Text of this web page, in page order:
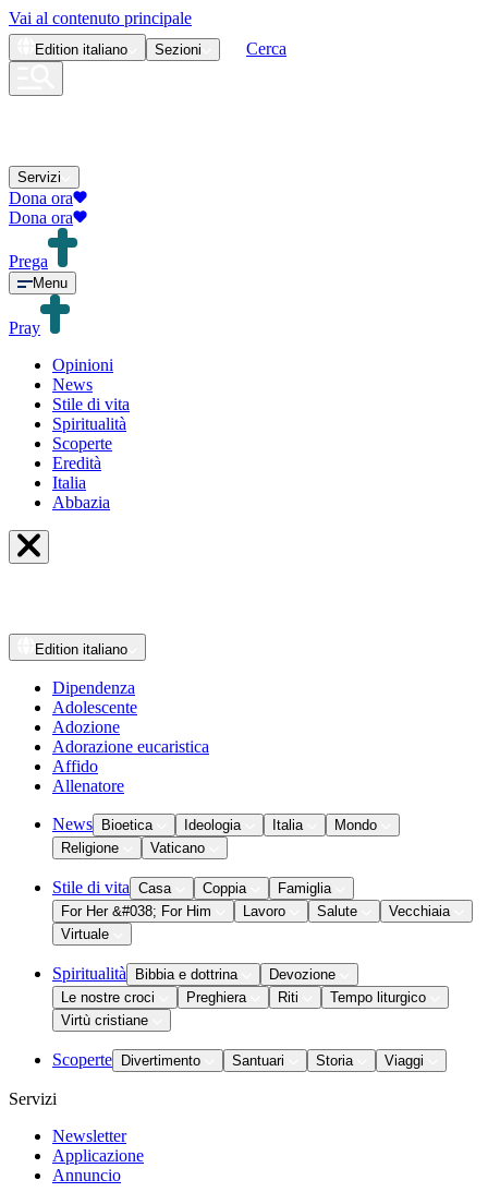
Vai al contenuto principale
Edition italiano Sezioni Cerca
Servizi
Dona ora
Dona ora
Prega
Menu
Pray
Opinioni
News
Stile di vita
Spiritualità
Scoperte
Eredità
Italia
Abbazia
Edition italiano
Dipendenza
Adolescente
Adozione
Adorazione eucaristica
Affido
Allenatore
News Bioetica Ideologia Italia
Mondo
Religione
Vaticano
Stile di vita Casa Coppia
Famiglia
For Her &#038; For Him
Lavoro Salute
Vecchiaia
Virtuale
Spiritualità Bibbia e dottrina
Devozione
Le nostre croci
Preghiera Riti
Tempo liturgico
Virtù cristiane
Scoperte Divertimento Santuari Storia Viaggi
Servizi
Newsletter
Applicazione
Annuncio